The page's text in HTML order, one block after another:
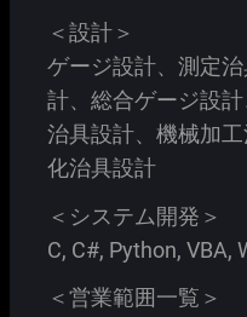
＜設計＞
ゲージ設計、測定
計、総合ゲージ設
治具設計、機械加
化治具設計
＜システム開発＞
C, C#, Python, VBA,
＜営業範囲一覧＞